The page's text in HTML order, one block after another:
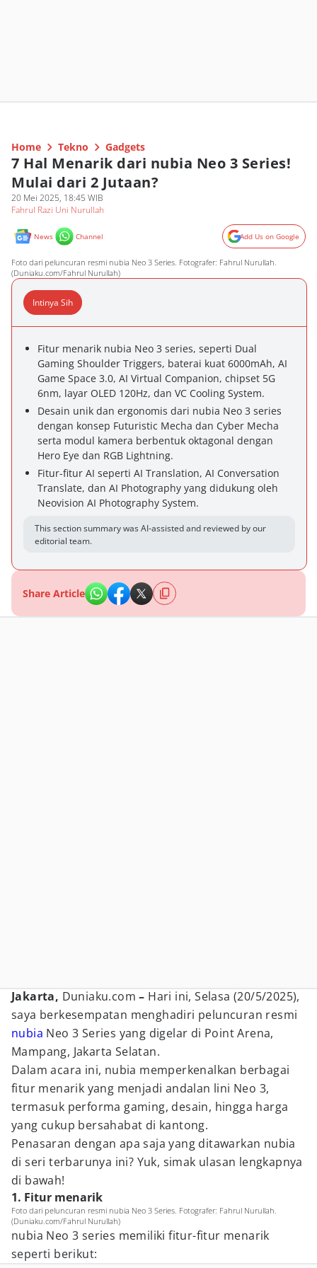
Home Tekno Gadgets
7 Hal Menarik dari nubia Neo 3 Series!
Mulai dari 2 Jutaan?
20 Mei 2025, 18:45 WIB
Fahrul Razi Uni Nurullah
News Channel Add Us on Google
Foto dari peluncuran resmi nubia Neo 3 Series. Fotografer: Fahrul Nurullah.
(Duniaku.com/Fahrul Nurullah)
Intinya Sih
Fitur menarik nubia Neo 3 series, seperti Dual
Gaming Shoulder Triggers, baterai kuat 6000mAh, AI
Game Space 3.0, AI Virtual Companion, chipset 5G
6nm, layar OLED 120Hz, dan VC Cooling System.
Desain unik dan ergonomis dari nubia Neo 3 series
dengan konsep Futuristic Mecha dan Cyber Mecha
serta modul kamera berbentuk oktagonal dengan
Hero Eye dan RGB Lightning.
Fitur-fitur AI seperti AI Translation, AI Conversation
Translate, dan AI Photography yang didukung oleh
Neovision AI Photography System.
This section summary was AI-assisted and reviewed by our
editorial team.
Share Article
Jakarta, Duniaku.com – Hari ini, Selasa (20/5/2025),
saya berkesempatan menghadiri peluncuran resmi
nubia Neo 3 Series yang digelar di Point Arena,
Mampang, Jakarta Selatan.
Dalam acara ini, nubia memperkenalkan berbagai
fitur menarik yang menjadi andalan lini Neo 3,
termasuk performa gaming, desain, hingga harga
yang cukup bersahabat di kantong.
Penasaran dengan apa saja yang ditawarkan nubia
di seri terbarunya ini? Yuk, simak ulasan lengkapnya
di bawah!
1. Fitur menarik
Foto dari peluncuran resmi nubia Neo 3 Series. Fotografer: Fahrul Nurullah.
(Duniaku.com/Fahrul Nurullah)
nubia Neo 3 series memiliki fitur-fitur menarik
seperti berikut: